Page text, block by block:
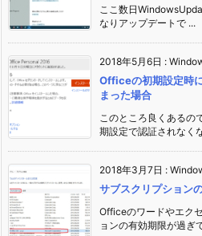
ここ数日
なりアップデートで ...
2018年5月6日 :
Officeの初期設定時
まった場合
このところ良くあるの
期設定で認証されなく
2018年3月7日 :
サブスクリプション
Officeのワードやエク
ョンの有効期限が過ぎ